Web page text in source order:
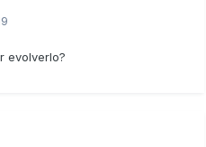
evolverlo?